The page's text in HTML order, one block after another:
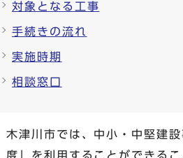
対象となる工事
手続きの流れ
実施時期
相談窓口
木津川市では、中小・中堅建
度」を利用することができる